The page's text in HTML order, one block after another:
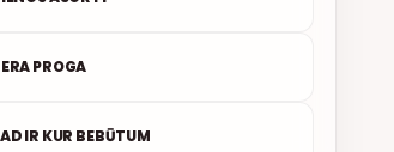
PROGA
IR KUR BEBŪTUM